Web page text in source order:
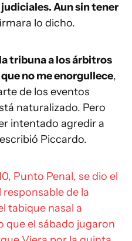
Aun sin tener
lo dicho.
tribuna a los árbitros
no me enorgullece,
de los eventos
naturalizado. Pero
intentado agredir a
Piccardo.
Punto Penal, se dio el
de la
tabique nasal a
que el sábado jugaron